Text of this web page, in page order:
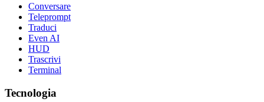
Conversare
Teleprompt
Traduci
Even AI
HUD
Trascrivi
Terminal
Tecnologia